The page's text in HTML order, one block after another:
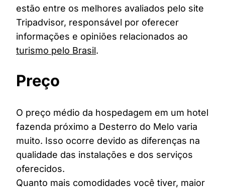
estão entre os melhores avaliados pelo site
Tripadvisor, responsável por oferecer
informações e opiniões relacionados ao
turismo pelo Brasil.
Preço
O preço médio da hospedagem em um hotel
fazenda próximo a Desterro do Melo varia
muito. Isso ocorre devido as diferenças na
qualidade das instalações e dos serviços
oferecidos.
Quanto mais comodidades você tiver, maior